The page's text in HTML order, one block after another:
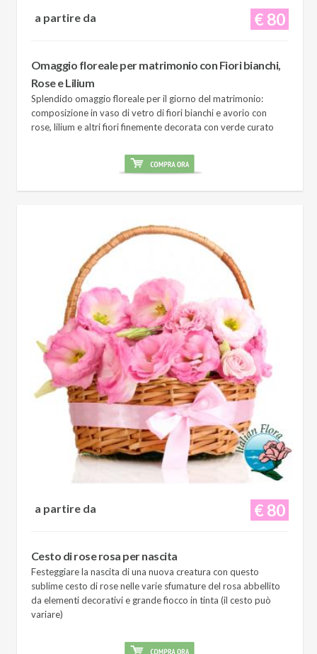
€ 80
a partire da
Omaggio floreale per matrimonio con Fiori bianchi,
Rose e Lilium
Splendido omaggio floreale per il giorno del matrimonio:
composizione in vaso di vetro di fiori bianchi e avorio con
rose, lilium e altri fiori finemente decorata con verde curato
€ 80
a partire da
Cesto di rose rosa per nascita
Festeggiare la nascita di una nuova creatura con questo
sublime cesto di rose nelle varie sfumature del rosa abbellito
da elementi decorativi e grande fiocco in tinta (il cesto può
variare)